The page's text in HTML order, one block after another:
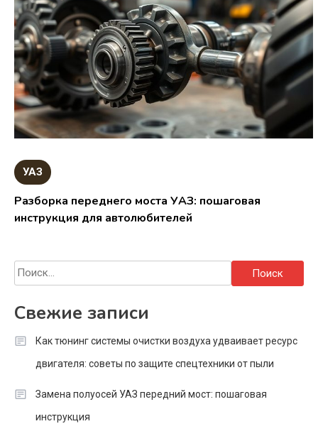
УАЗ
Разборка переднего моста УАЗ: пошаговая
инструкция для автолюбителей
Найти:
Свежие записи
Как тюнинг системы очистки воздуха удваивает ресурс
двигателя: советы по защите спецтехники от пыли
Замена полуосей УАЗ передний мост: пошаговая
инструкция